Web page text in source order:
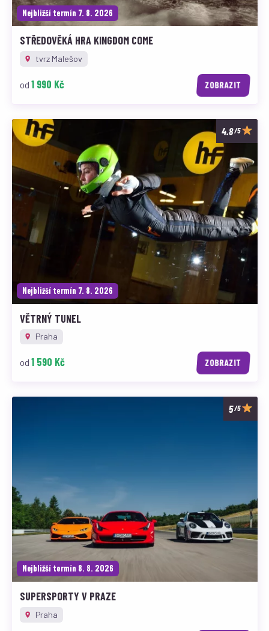
Nejbližší termín 7. 8. 2026
STŘEDOVĚKÁ HRA KINGDOM COME
tvrz Malešov
od 1 990 Kč ZOBRAZIT
/5
Nejbližší termín 7. 8. 2026
VĚTRNÝ TUNEL
Praha
od 1 590 Kč ZOBRAZIT
/5
Nejbližší termín 8. 8. 2026
SUPERSPORTY V PRAZE
Praha